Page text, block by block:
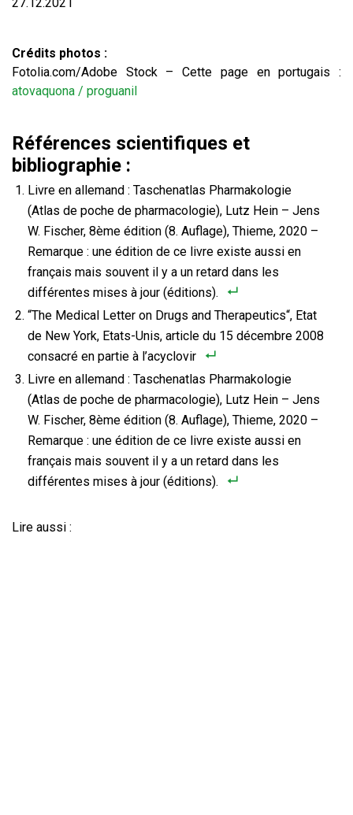
27.12.2021
Crédits photos :
Fotolia.com/Adobe Stock – Cette page en portugais :
atovaquona / proguanil
Références scientifiques et
bibliographie :
Livre en allemand : Taschenatlas Pharmakologie
(Atlas de poche de pharmacologie), Lutz Hein – Jens
W. Fischer, 8ème édition (8. Auflage), Thieme, 2020 –
Remarque : une édition de ce livre existe aussi en
français mais souvent il y a un retard dans les
différentes mises à jour (éditions).
“The Medical Letter on Drugs and Therapeutics“, Etat
de New York, Etats-Unis, article du 15 décembre 2008
consacré en partie à l’acyclovir
Livre en allemand : Taschenatlas Pharmakologie
(Atlas de poche de pharmacologie), Lutz Hein – Jens
W. Fischer, 8ème édition (8. Auflage), Thieme, 2020 –
Remarque : une édition de ce livre existe aussi en
français mais souvent il y a un retard dans les
différentes mises à jour (éditions).
Lire aussi :